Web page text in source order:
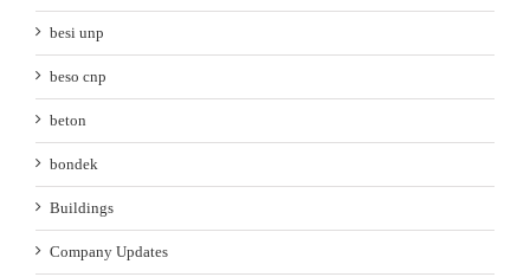
besi unp
beso cnp
beton
bondek
Buildings
Company Updates